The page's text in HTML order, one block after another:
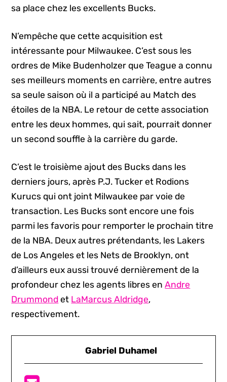
sa place chez les excellents Bucks.
N’empêche que cette acquisition est
intéressante pour Milwaukee. C’est sous les
ordres de Mike Budenholzer que Teague a connu
ses meilleurs moments en carrière, entre autres
sa seule saison où il a participé au Match des
étoiles de la NBA. Le retour de cette association
entre les deux hommes, qui sait, pourrait donner
un second souffle à la carrière du garde.
C’est le troisième ajout des Bucks dans les
derniers jours, après P.J. Tucker et Rodions
Kurucs qui ont joint Milwaukee par voie de
transaction. Les Bucks sont encore une fois
parmi les favoris pour remporter le prochain titre
de la NBA. Deux autres prétendants, les Lakers
de Los Angeles et les Nets de Brooklyn, ont
d’ailleurs eux aussi trouvé dernièrement de la
profondeur chez les agents libres enAndre
Drummond et LaMarcus Aldridge,
respectivement.
Gabriel Duhamel